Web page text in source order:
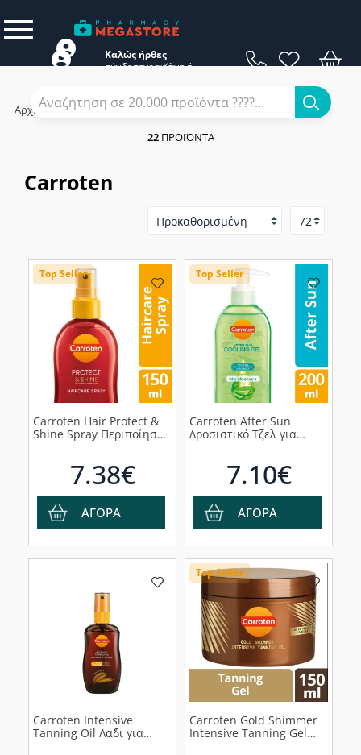
Καλώς ήρθες
Κάνε
σύνδεση ή
εγγραφή
Αρχική / Εταιρίες
Carroten
22ΠΡΟΪΌΝΤΑ
Carroten
Top Seller
Carroten Hair Protect &
Shine Spray Περιποίησης
7.38€
ΑΓΟΡΑ
Top Seller
Carroten After Sun
Δροσιστικό Τζελ για
7.10€
ΑΓΟΡΑ
Carroten Intensive
Tanning Oil Λα΄δι για
Top Seller
Carroten Gold Shimmer
Intensive Tanning Gel